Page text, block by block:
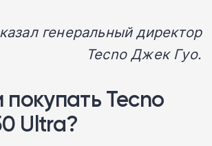
генеральный директор
Tecno Джек Гуо.
покупать Tecno
Ultra?